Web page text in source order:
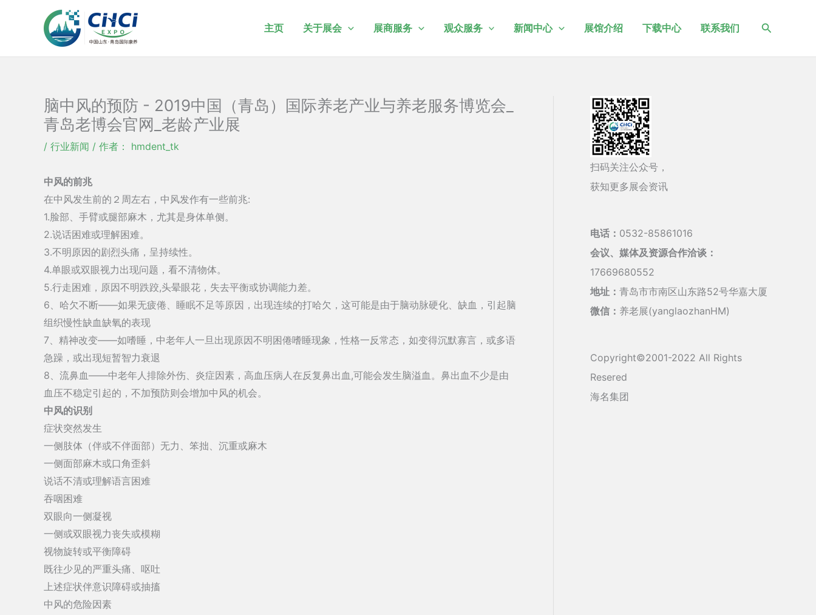
主页 关于展会 展商服务 观众服务 新闻中心 展馆介绍 下载中心 联系我们
搜
脑中风的预防 - 2019中国（青岛）国际养老产业与养老服务博览会_
青岛老博会官网_老龄产业展
/ 行业新闻 / 作者： hmdent_tk
中风的前兆
在中风发生前的２周左右，中风发作有一些前兆:
1.脸部、手臂或腿部麻木，尤其是身体单侧。
2.说话困难或理解困难。
3.不明原因的剧烈头痛，呈持续性。
4.单眼或双眼视力出现问题，看不清物体。
5.行走困难，原因不明跌跤,头晕眼花，失去平衡或协调能力差。
6、哈欠不断——如果无疲倦、睡眠不足等原因，出现连续的打哈欠，这可能是由于脑动脉硬化、缺血，引起脑
组织慢性缺血缺氧的表现
7、精神改变——如嗜睡，中老年人一旦出现原因不明困倦嗜睡现象，性格一反常态，如变得沉默寡言，或多语
急躁，或出现短暂智力衰退
8、流鼻血——中老年人排除外伤、炎症因素，高血压病人在反复鼻出血,可能会发生脑溢血。鼻出血不少是由
血压不稳定引起的，不加预防则会增加中风的机会。
中风的识别
症状突然发生
一侧肢体（伴或不伴面部）无力、笨拙、沉重或麻木
一侧面部麻木或口角歪斜
说话不清或理解语言困难
吞咽困难
双眼向一侧凝视
一侧或双眼视力丧失或模糊
视物旋转或平衡障碍
既往少见的严重头痛、呕吐
上述症状伴意识障碍或抽搐
中风的危险因素
扫码关注公众号，
获知更多展会资讯
电话： 0532-85861016
会议、媒体及资源合作洽谈：
17669680552
地址： 青岛市市南区山东路52号华嘉大厦
微信： 养老展(yanglaozhanHM)
Copyright©2001-2022 All Rights
Resered
海名集团